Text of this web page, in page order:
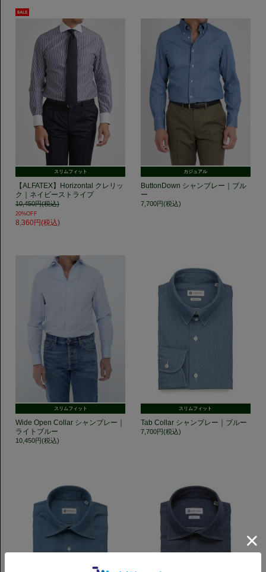
スリムフィット
【ALFATEX】Horizontal クレリッ
ク｜ネイビーストライプ
10,450円(税込)
20%OFF
8,360円(税込)
カジュアル
ButtonDown シャンブレー｜ブル
ー
7,700円(税込)
スリムフィット
Wide Open Collar シャンブレー｜
ライトブルー
10,450円(税込)
スリムフィット
Tab Collar シャンブレー｜ブルー
7,700円(税込)